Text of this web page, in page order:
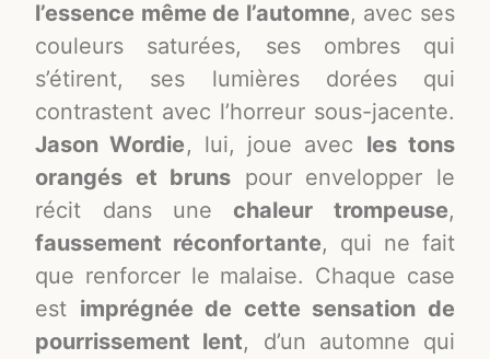
l’essence même de l’automne, avec ses
couleurs saturées, ses ombres qui
s’étirent, ses lumières dorées qui
contrastent avec l’horreur sous-jacente.
Jason Wordie, lui, joue avec les tons
orangés et bruns pour envelopper le
récit dans unechaleur trompeuse,
faussement réconfortante, qui ne fait
que renforcer le malaise. Chaque case
est imprégnée de cette sensation de
pourrissement lent, d’un automne qui